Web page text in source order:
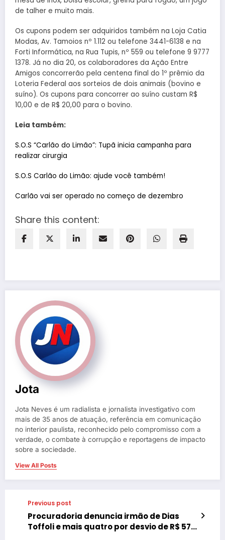
de talher e muito mais.
Os cupons podem ser adquiridos também na Loja Catia
Modas, Av. Tamoios nº 1.112 ou telefone 3441-6138 e na
Forti Informática, na Rua Tupis, nº 559 ou telefone 9 9777
1378. Já no dia 20, os colaboradores da Ação Entre
Amigos concorrerão pela centena final do 1º prêmio da
Loteria Federal aos sorteios de dois animais (bovino e
suíno). Os cupons para concorrer ao suíno custam R$
10,00 e de R$ 20,00 para o bovino.
Leia também:
S.O.S “Carlão do Limão”: Tupã inicia campanha para
realizar cirurgia
S.O.S Carlão do Limão: ajude você também!
Carlão vai ser operado no começo de dezembro
Share this content:
Jota
Jota Neves é um radialista e jornalista investigativo com
mais de 35 anos de atuação, referência em comunicação
no interior paulista, reconhecido pelo compromisso com a
verdade, o combate à corrupção e reportagens de impacto
sobre a sociedade.
View All Posts
Previous post
Procuradoria denuncia irmão de Dias
Toffoli e mais quatro por desvio de R$ 57